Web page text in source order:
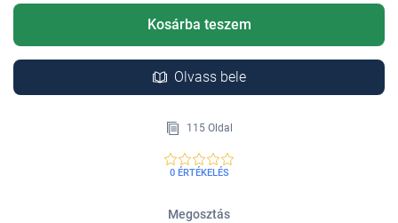
Kosárba teszem
Olvass bele
115 Oldal
0 ÉRTÉKELÉS
Megosztás